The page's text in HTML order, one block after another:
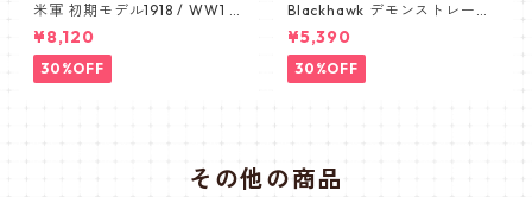
米軍 初期モデル1918 / WW1 B
AR BELT /バーベルト デッド
ストック カップ付き 1911
¥8,120
30%OFF
Blackhawk デモンストレーシ
ョン 1911 オレンジ ピスト
ル pistol
¥5,390
30%OFF
その他の商品